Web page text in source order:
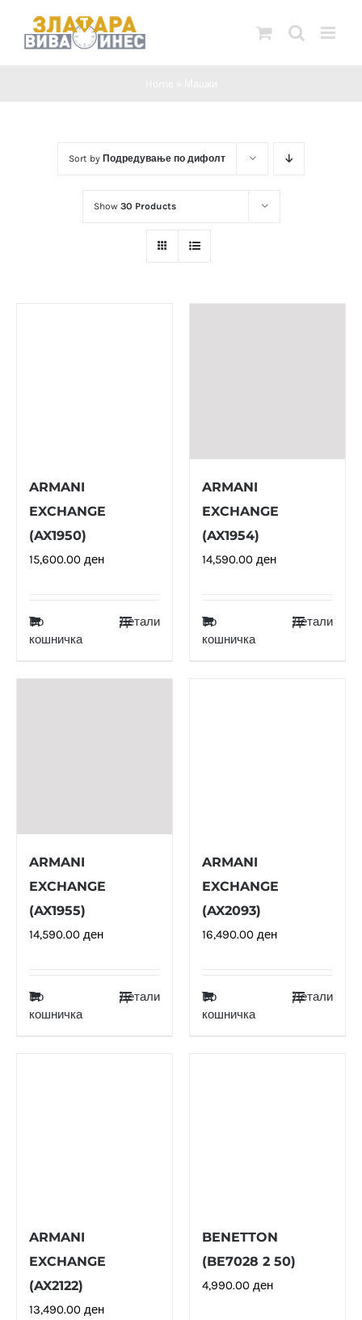
Sort by Подредување по дифолт
Show 30 Products
ARMANI
EXCHANGE
(AX1950)
15,600.00 ден
Во
кошничка
Детали
ARMANI
EXCHANGE
(AX1954)
14,590.00 ден
Во
кошничка
Детали
ARMANI
EXCHANGE
(AX1955)
14,590.00 ден
Во
кошничка
Детали
ARMANI
EXCHANGE
(AX2093)
16,490.00 ден
Во
кошничка
Детали
ARMANI
EXCHANGE
(AX2122)
13,490.00 ден
BENETTON
(BE7028 2 50)
4,990.00 ден